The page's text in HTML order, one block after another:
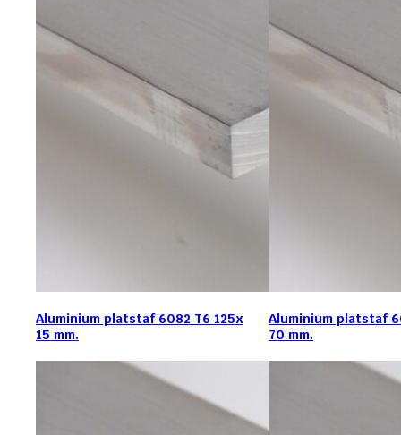
Aluminium platstaf 6082 T6 125x
15 mm.
Aluminium platstaf
70 mm.